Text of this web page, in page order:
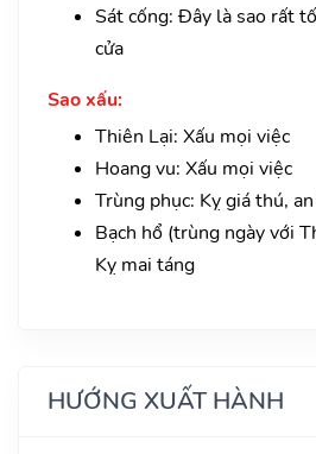
Sát cống: Đây là sao rất
cửa
Sao xấu:
Thiên Lại: Xấu mọi việc
Hoang vu: Xấu mọi việc
Trùng phục: Kỵ giá thú,
Bạch hổ (trùng ngày với
Kỵ mai táng
HƯỚNG XUẤT HÀNH